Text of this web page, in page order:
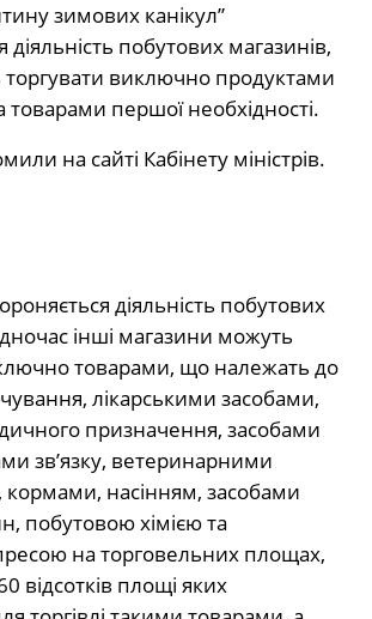
зимових канікул”
діяльність побутових магазинів,
торгувати виключно продуктами
товарами першої необхідності.
на сайті Кабінету міністрів.
діяльність побутових
інші магазини можуть
товарами, що належать до
лікарськими засобами,
призначення, засобами
зв’язку, ветеринарними
насінням, засобами
побутовою хімією та
на торговельних площах,
відсотків площі яких